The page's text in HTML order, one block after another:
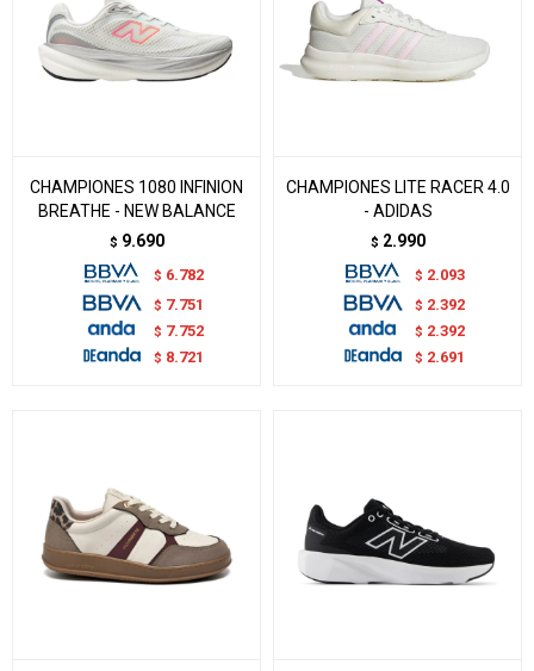
CHAMPIONES 1080 INFINION
BREATHE - NEW BALANCE
$ 9.690
$ 6.782
$ 7.751
$ 7.752
$ 8.721
CHAMPIONES LITE RACER 4.0
- ADIDAS
$ 2.990
$ 2.093
$ 2.392
$ 2.392
$ 2.691